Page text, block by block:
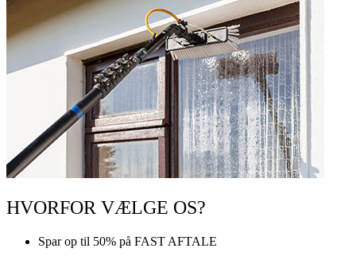
HVORFOR VÆLGE OS?
Spar op til 50% på FAST AFTALE